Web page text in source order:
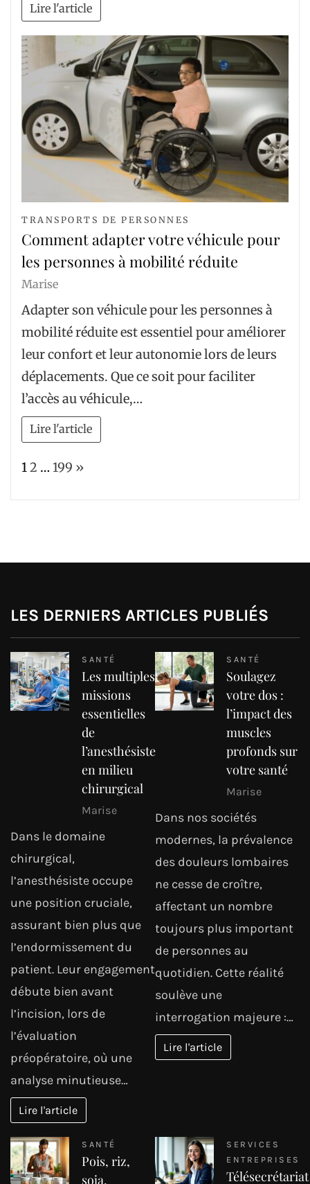
Lire l'article
TRANSPORTS DE PERSONNES
Comment adapter votre véhicule pour
les personnes à mobilité réduite
Marise
Adapter son véhicule pour les personnes à
mobilité réduite est essentiel pour améliorer
leur confort et leur autonomie lors de leurs
déplacements. Que ce soit pour faciliter
l’accès au véhicule,…
Lire l'article
Page:
1 2 … 199 Next
»
LES DERNIERS ARTICLES PUBLIÉS
SANTÉ
Les multiples
missions
essentielles
de
l’anesthésiste
en milieu
chirurgical
Marise
Dans le domaine
chirurgical,
l’anesthésiste occupe
une position cruciale,
assurant bien plus que
l’endormissement du
patient. Leur engagement
débute bien avant
l’incision, lors de
l’évaluation
préopératoire, où une
analyse minutieuse…
Lire l'article
SANTÉ
Soulagez
votre dos :
l’impact des
muscles
profonds sur
votre santé
Marise
Dans nos sociétés
modernes, la prévalence
des douleurs lombaires
ne cesse de croître,
affectant un nombre
toujours plus important
de personnes au
quotidien. Cette réalité
soulève une
interrogation majeure :…
Lire l'article
SANTÉ
Pois, riz,
soja,
SERVICES
ENTREPRISES
Télésecrétariat